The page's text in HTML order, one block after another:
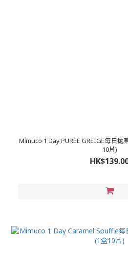
Mimuco 1 Day PUREE GREIGE每日
10片)